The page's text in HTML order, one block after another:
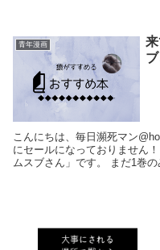
青年漫画
こんにちは、毎日瀕死マン@hoboshibouで
にセールになっておりません
ムスブさん」です。 まだ1巻のみですが、期待大な感じですので感想を